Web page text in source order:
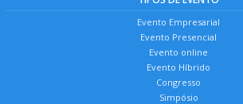
Evento Empresarial
Evento Presencial
Evento online
Evento Híbrido
Congresso
Simpósio